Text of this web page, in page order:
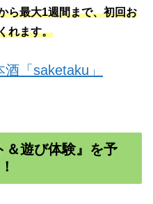
ら最大1週間まで、初回お
れます。
「saketaku」
＆遊び体験』を予